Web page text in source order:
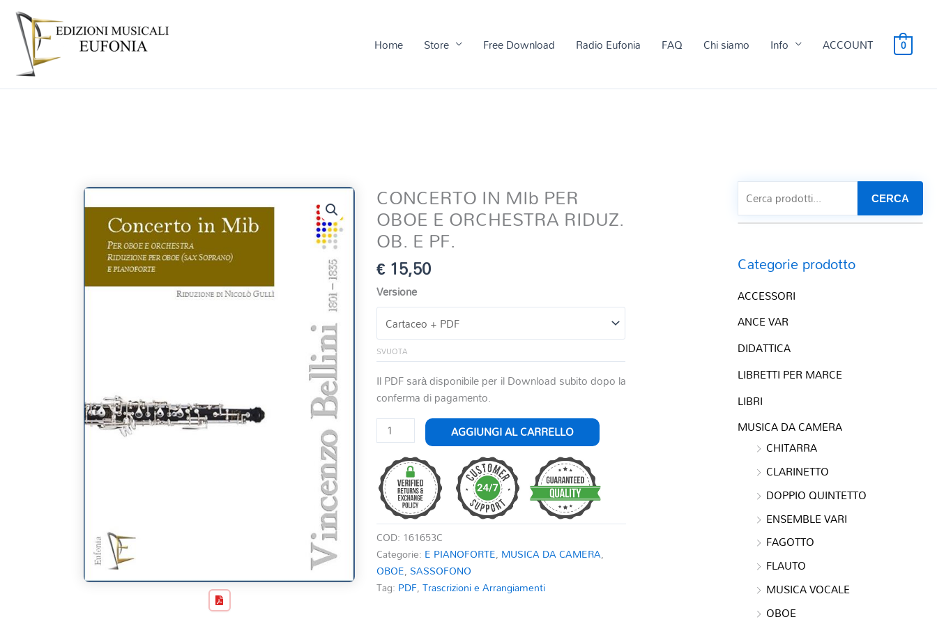
Home Store Free Download Radio Eufonia FAQ Chi siamo Info ACCOUNT 0
CONCERTO IN MIb PER
OBOE E ORCHESTRA RIDUZ.
OB. E PF.
€15,50
Versione
SVUOTA
Il PDF sarà disponibile per il Download subito dopo la
conferma di pagamento.
CONCERTO
IN
MIb
PER
OBOE
ORCHESTRA
RIDUZ.
OB.
E
PF.
AGGIUNGI AL CARRELLO
COD: 161653C
Categorie: E PIANOFORTE, MUSICA DA CAMERA,
OBOE, SASSOFONO
Tag: PDF,Trascrizioni e Arrangiamenti
CERCA
Categorie prodotto
ACCESSORI
ANCE VAR
DIDATTICA
LIBRETTI PER MARCE
LIBRI
MUSICA DA CAMERA
CHITARRA
CLARINETTO
DOPPIO QUINTETTO
ENSEMBLE VARI
FAGOTTO
FLAUTO
MUSICA VOCALE
OBOE